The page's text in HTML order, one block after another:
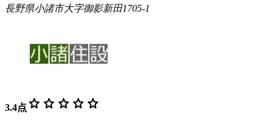
長野県小諸市大字御影新田1705-1
3.4点 star star star star star